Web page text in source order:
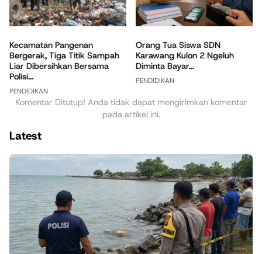
Kecamatan Pangenan
Bergerak, Tiga Titik Sampah
Liar Dibersihkan Bersama
Polisi...
PENDIDIKAN
Orang Tua Siswa SDN
Karawang Kulon 2 Ngeluh
Diminta Bayar...
PENDIDIKAN
Komentar Ditutup! Anda tidak dapat mengirimkan komentar
pada artikel ini.
Latest